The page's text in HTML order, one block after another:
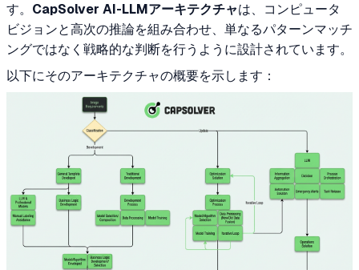
す。 CapSolver AI-LLMアーキテクチャは、コンピュータ
ビジョンと高次の推論を組み合わせ、単なるパターンマッチ
ングではなく戦略的な判断を行うように設計されています。
以下にそのアーキテクチャの概要を示します：